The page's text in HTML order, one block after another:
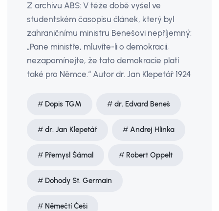
Z archivu ABS: V téže době vyšel ve
studentském časopisu článek, který byl
zahraničnímu ministru Benešovi nepříjemný:
„Pane ministře, mluvíte-li o demokracii,
nezapomínejte, že tato demokracie platí
také pro Němce.“ Autor dr. Jan Klepetář 1924
Dopis TGM dr. Edvard Beneš
dr. Jan Klepetář Andrej Hlinka
Přemysl Šámal Robert Oppelt
Dohody St. Germain
Němečtí Češi